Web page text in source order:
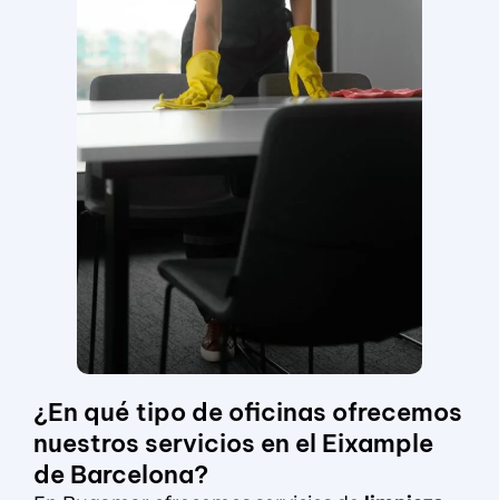
¿En qué tipo de oficinas ofrecemos
nuestros servicios en el Eixample
de Barcelona?